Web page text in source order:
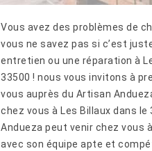
Vous avez des problèmes de
vous ne savez pas si c’est
entretien ou une réparation à
33500 ! nous vous invitons à
vous auprès du Artisan
chez vous à Les Billaux dans le
Andueza peut venir chez vous
avec son équipe apte et